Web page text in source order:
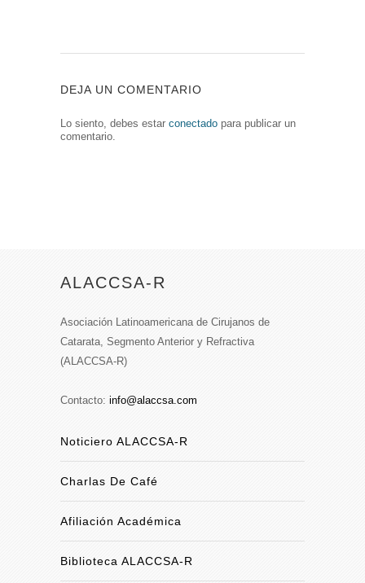
DEJA UN COMENTARIO
Lo siento, debes estar conectado para publicar un
comentario.
ALACCSA-R
Asociación Latinoamericana de Cirujanos de
Catarata, Segmento Anterior y Refractiva
(ALACCSA-R)
Contacto: info@alaccsa.com
Noticiero ALACCSA-R
Charlas De Café
Afiliación Académica
Biblioteca ALACCSA-R